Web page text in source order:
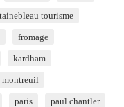
tourisme
fromage
kardham
montreuil
paris paul chantler